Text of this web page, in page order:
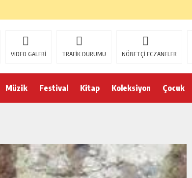
VIDEO GALERİ TRAFİK DURUMU NÖBETÇİ ECZANELER
Müzik Festival Kitap Koleksiyon Çocuk